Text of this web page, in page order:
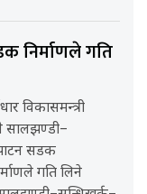
निर्माणले गति
विकासमन्त्री
सालझण्डी–
सडक
गति लिने